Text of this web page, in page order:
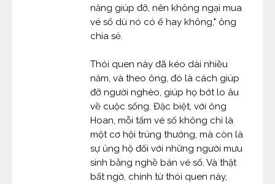
năng giúp đỡ, nên không ngại mua
vé số dù nó có ế hay không," ông
chia sẻ.
Thói quen này đã kéo dài nhiều
năm, và theo ông, đó là cách giúp
đỡ người nghèo, giúp họ bớt lo âu
về cuộc sống. Đặc biệt, với ông
Hoan, mỗi tấm vé số không chỉ là
một cơ hội trúng thưởng, mà còn là
sự ủng hộ đối với những người mưu
sinh bằng nghề bán vé số. Và thật
bất ngờ, chính từ thói quen này,